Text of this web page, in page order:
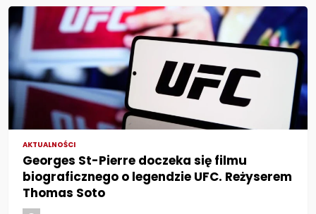
AKTUALNOŚCI
Georges St-Pierre doczeka się filmu
biograficznego o legendzie UFC. Reżyserem
Thomas Soto